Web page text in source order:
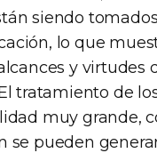
siendo
lo que
y virtudes
tratamiento de
muy grande,
se pueden